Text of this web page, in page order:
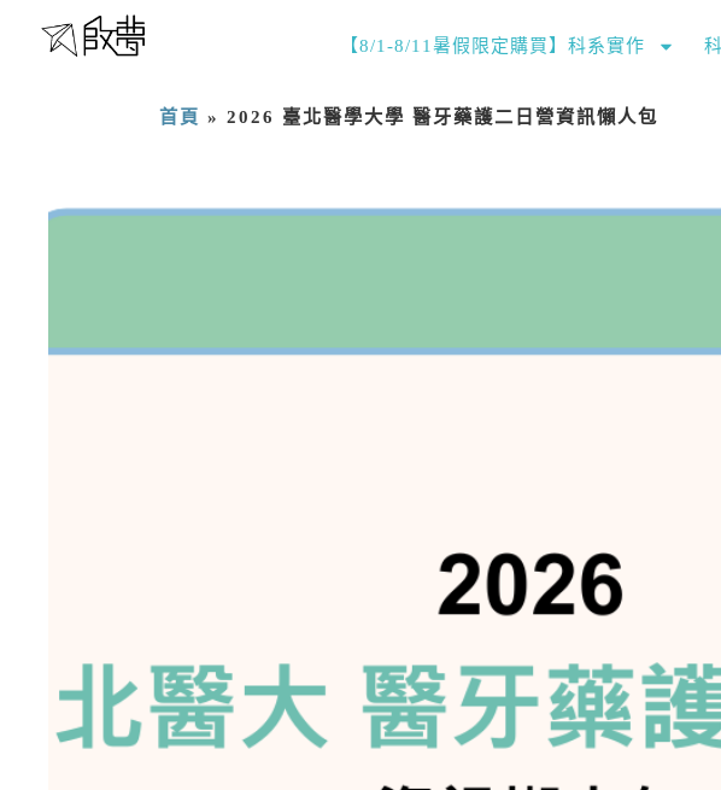
【8/1-8/11暑假限定購買】科系實作
首頁 » 2026 臺北醫學大學 醫牙藥護二日營資訊懶人包